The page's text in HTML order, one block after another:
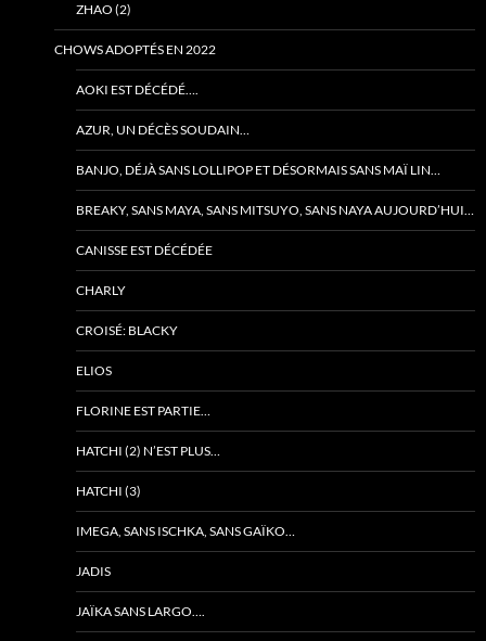
ZHAO (2)
CHOWS ADOPTÉS EN 2022
AOKI EST DÉCÉDÉ….
AZUR, UN DÉCÈS SOUDAIN…
BANJO, DÉJÀ SANS LOLLIPOP ET DÉSORMAIS SANS MAÏ LIN…
BREAKY, SANS MAYA, SANS MITSUYO, SANS NAYA AUJOURD’HUI…
CANISSE EST DÉCÉDÉE
CHARLY
CROISÉ: BLACKY
ELIOS
FLORINE EST PARTIE…
HATCHI (2) N’EST PLUS…
HATCHI (3)
IMEGA, SANS ISCHKA, SANS GAÏKO…
JADIS
JAÏKA SANS LARGO….